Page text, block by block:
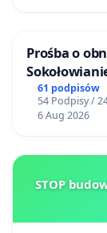
Prośba o
61 podpisów
54 Podpisy /
6 Aug 2026
STOP